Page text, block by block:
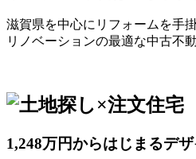
滋賀県を中心にリフォームを手
リノベーションの最適な中古不
1,248万円からはじまるデ